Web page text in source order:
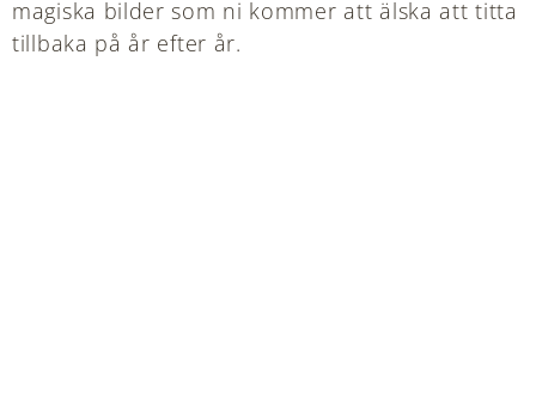
magiska bilder som ni kommer att älska att titta
tillbaka på år efter år.